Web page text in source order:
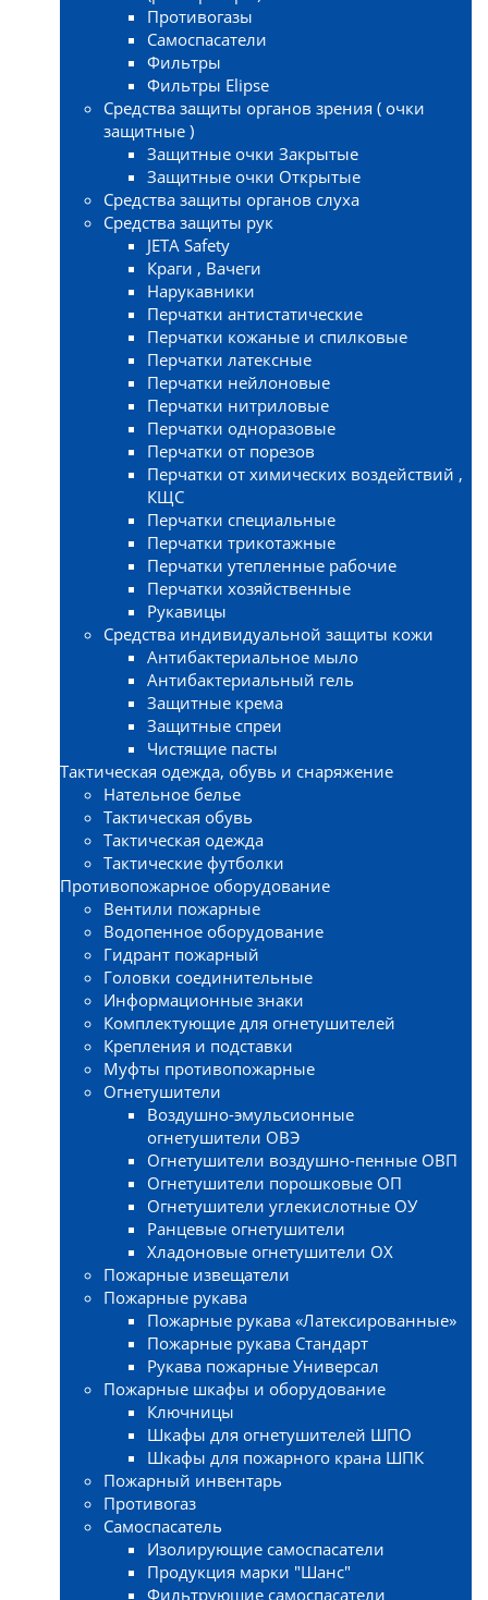
Противогазы
Самоспасатели
Фильтры
Фильтры Elipse
Средства защиты органов зрения ( очки
защитные )
Защитные очки Закрытые
Защитные очки Открытые
Средства защиты органов слуха
Средства защиты рук
JETA Safety
Краги , Вачеги
Нарукавники
Перчатки антистатические
Перчатки кожаные и спилковые
Перчатки латексные
Перчатки нейлоновые
Перчатки нитриловые
Перчатки одноразовые
Перчатки от порезов
Перчатки от химических воздействий ,
КЩС
Перчатки специальные
Перчатки трикотажные
Перчатки утепленные рабочие
Перчатки хозяйственные
Рукавицы
Средства индивидуальной защиты кожи
Антибактериальное мыло
Антибактериальный гель
Защитные крема
Защитные спреи
Чистящие пасты
Тактическая одежда, обувь и снаряжение
Нательное белье
Тактическая обувь
Тактическая одежда
Тактические футболки
Противопожарное оборудование
Вентили пожарные
Водопенное оборудование
Гидрант пожарный
Головки соединительные
Информационные знаки
Комплектующие для огнетушителей
Крепления и подставки
Муфты противопожарные
Огнетушители
Воздушно-эмульсионные
огнетушители ОВЭ
Огнетушители воздушно-пенные ОВП
Огнетушители порошковые ОП
Огнетушители углекислотные ОУ
Ранцевые огнетушители
Хладоновые огнетушители ОХ
Пожарные извещатели
Пожарные рукава
Пожарные рукава «Латексированные»
Пожарные рукава Стандарт
Рукава пожарные Универсал
Пожарные шкафы и оборудование
Ключницы
Шкафы для огнетушителей ШПО
Шкафы для пожарного крана ШПК
Пожарный инвентарь
Противогаз
Самоспасатель
Изолирующие самоспасатели
Продукция марки "Шанс"
Фильтрующие самоспасатели